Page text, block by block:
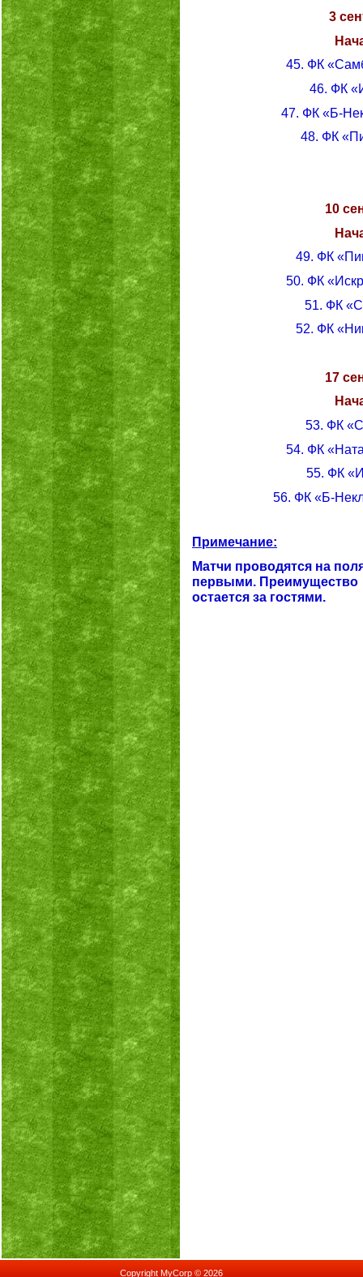
3
45. ФК
46. ФК
47. ФК «Б-
48. ФК
10
49. ФК
50. ФК
51. ФК
52. ФК
17
53. ФК
54. ФК
55. ФК
56. ФК «Б-
Примечание:
Матчи проводятся на
первыми. Преимущество
остается за гостями.
Copyright MyCorp © 2026